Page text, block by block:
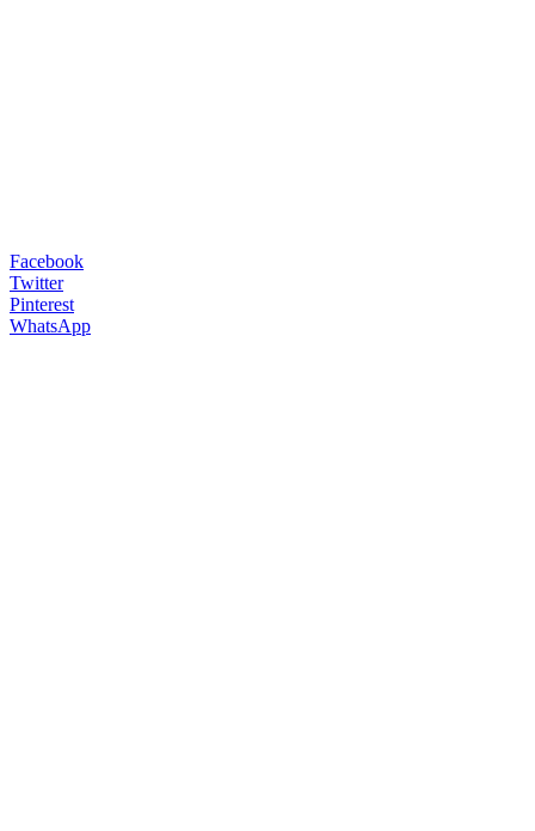
Facebook
Twitter
Pinterest
WhatsApp